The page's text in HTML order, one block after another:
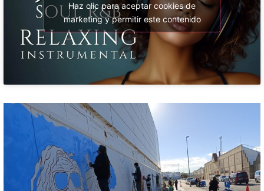
Haz clic para aceptar cookies de
marketing y permitir este contenido